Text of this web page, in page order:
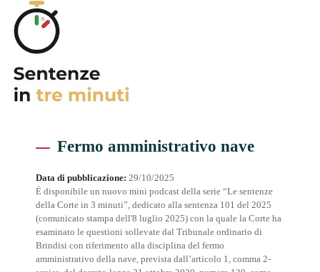
Fermo amministrativo nave
Data di pubblicazione:29/10/2025
È disponibile un nuovo mini podcast della serie “Le sentenze
della Corte in 3 minuti”, dedicato alla sentenza 101 del 2025
(comunicato stampa dell'8 luglio 2025) con la quale la Corte ha
esaminato le questioni sollevate dal Tribunale ordinario di
Brindisi con riferimento alla disciplina del fermo
amministrativo della nave, prevista dall’articolo 1, comma 2-